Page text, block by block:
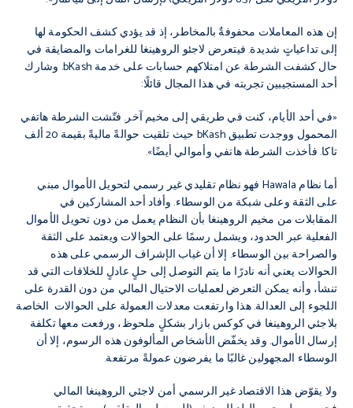
إن هذه المعاملات محفوفةٌ بالمخاطر، إذ قد يؤدي كشف الحكومة لها
إلى تداعياتٍ شديدة. فيتعرض لاجئو الروهينغا للغرامات والمضايقة في
حال كشفت الشرطة عن امتلاكهم حسابات على خدمة bKash. وشارك
أحد المستجيبين تجربته في هذا المجال قائلًا:
«في أحد الأيام، كنت في طريقي إلى مخيم آخر. فتّشت الشرطة هاتفي
المحمول ووجدت تطبيق bKash حيث تلقيت حوالةً ماليةً بقيمة 20 ألف
تاكا. فأخذت الشرطة هاتفي وأموالي أيضًا».
أما نظام Hawala فهو نظام تقليدي غير رسمي لتحويل الأموال مبني
على الثقة وعلى شبكة من الوسطاء. وأفاد أحد المشاركين في
المقابلات من مخيم الروهينغا بأن النظام يعمل من دون تحويل الأموال
الفعلية عبر الحدود، ويشمل رسمًا على الحوالات ويعتمد على الثقة
والصراحة بين الوسطاء. إلا أن غياب الإشراف الرسمي على هذه
الحوالات يعني أنه نادرًا ما يتم التوصل إلى حلٍ عادلٍ للخلافات التي قد
تنشأ، وأنه يمكن التعرض لعمليات الاحتيال المالي من دون القدرة على
اللجوء إلى العدالة. هذا وارتفعت معدلات العمولة على الحوالات الخاصة
بلاجئي الروهينغا في كوكس بازار بشكلٍ ملحوظ، ورفعت معها تكلفة
إرسال الأموال. وقد يخفّض الأشخاص المألوفون هذه الرسوم، إلا أن
الوسطاء المجهولين غالبًا ما يفرضون عمولةً مرتفعة.
ولا يقوّض هذا الاقتصاد غير الرسمي أمن لاجئي الروهينغا المالي